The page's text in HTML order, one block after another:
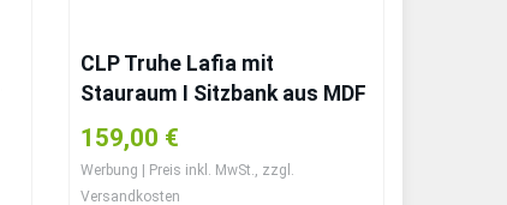
CLP Truhe Lafia mit
Stauraum I Sitzbank aus MDF
I Zeitlos Truhenbank,
Farbe:weiß
159,00 €
Werbung | Preis inkl. MwSt., zzgl.
Versandkosten